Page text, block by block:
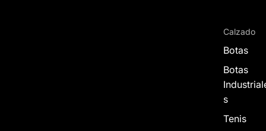
Calzado
Botas
Botas
s
Tenis